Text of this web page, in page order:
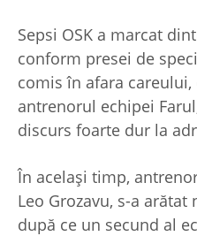
Sepsi OSK a marcat
conform presei de
comis în afara careului,
antrenorul echipei
discurs foarte dur la
În același timp,
Leo Grozavu, s-a
după ce un secund al